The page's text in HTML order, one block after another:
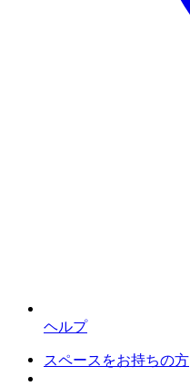
ヘルプ
スペースをお持ちの方